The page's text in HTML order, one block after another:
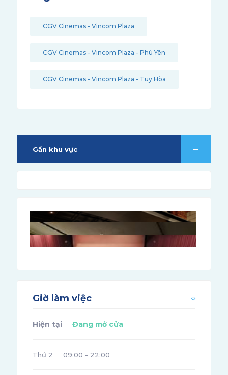
CGV Cinemas - Vincom Plaza
CGV Cinemas - Vincom Plaza - Phú Yên
CGV Cinemas - Vincom Plaza - Tuy Hòa
Gần khu vực
Giờ làm việc
Hiện tại Đang mở cửa
Thứ 2 09:00 - 22:00